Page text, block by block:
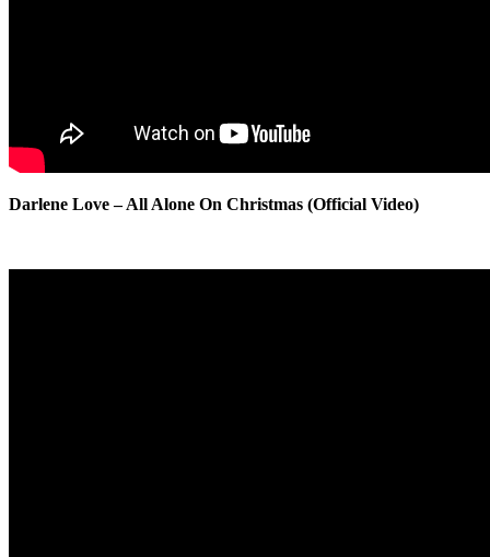
Darlene Love – All Alone On Christmas (Official Video)